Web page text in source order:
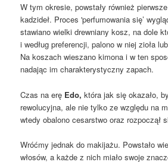
W tym okresie, powstały również
kadzideł. Proces 'perfumowania się’
stawiano wielki drewniany kosz, na dole
i według preferencji, palono w niej zioła
Na koszach wieszano kimona i w ten
nadając im charakterystyczny zapach.
Czas na erę Edo,która jak się okazało,
rewolucyjna, ale nie tylko ze względu na
wtedy obalono cesarstwo oraz rozpoczął
Wróćmy jednak do makijażu. Powstało
włosów, a każde z nich miało swoje